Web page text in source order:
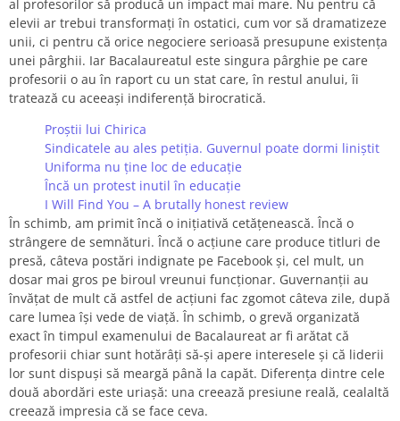
al profesorilor să producă un impact mai mare. Nu pentru că
elevii ar trebui transformați în ostatici, cum vor să dramatizeze
unii, ci pentru că orice negociere serioasă presupune existența
unei pârghii. Iar Bacalaureatul este singura pârghie pe care
profesorii o au în raport cu un stat care, în restul anului, îi
tratează cu aceeași indiferență birocratică.
Proștii lui Chirica
Sindicatele au ales petiția. Guvernul poate dormi liniștit
Uniforma nu ține loc de educație
Încă un protest inutil în educație
I Will Find You – A brutally honest review
În schimb, am primit încă o inițiativă cetățenească. Încă o
strângere de semnături. Încă o acțiune care produce titluri de
presă, câteva postări indignate pe Facebook și, cel mult, un
dosar mai gros pe biroul vreunui funcționar. Guvernanții au
învățat de mult că astfel de acțiuni fac zgomot câteva zile, după
care lumea își vede de viață. În schimb, o grevă organizată
exact în timpul examenului de Bacalaureat ar fi arătat că
profesorii chiar sunt hotărâți să-și apere interesele și că liderii
lor sunt dispuși să meargă până la capăt. Diferența dintre cele
două abordări este uriașă: una creează presiune reală, cealaltă
creează impresia că se face ceva.